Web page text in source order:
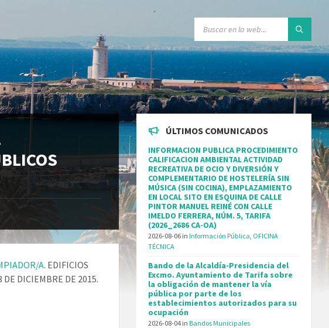
A. EDIFICIOS
DICIEMBRE DE 2015.
ÚLTIMOS COMUNICADOS
INFORMACION PUBLICA PROCEDIMIENTO
CALIFICACION AMBIENTAL ACTIVIDAD
RECREATIVA DE OCIO Y DIVERSIÓN Y
COMPLEMENTARIO DE HOSTELERÍA SIN
MÚSICA (SIN COCINA), EMPLAZAMIENTO
EN LOCAL SITO EN ESQUINA DE CALLE
PINTOR MANUEL REINÉ CON CALLE
IMELDO FERRERA, NÚM. 5, TARIFA
(2026_2686 CA-OA)
2026-08-06 inInformación Pública OFICINA
TÉCNICA
Bando de la Alcaldía-Presidencia del
Excmo. Ayuntamiento de Tarifa sobre
la obligación de mantener la vía
pública por parte de los
establecimientos autorizados para su
ocupación
2026-08-04 inBandos Municipales